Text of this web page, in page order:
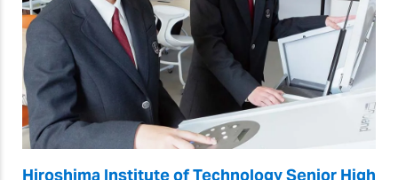
Hiroshima Institute of Technology Senior High